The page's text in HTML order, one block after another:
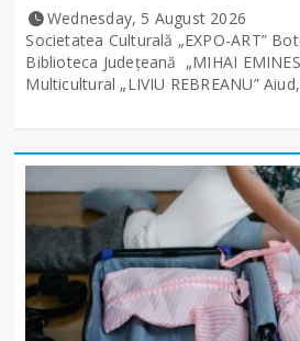
Wednesday, 5 August 2026
Societatea Culturală „EXPO-ART”
Biblioteca Județeană „MIHAI
Multicultural „LIVIU REBREANU”